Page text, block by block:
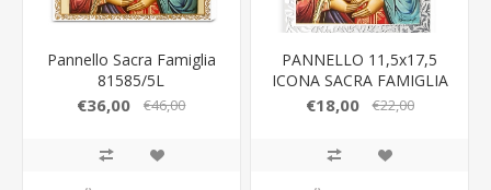
Pannello Sacra Famiglia
81585/5L
€36,00 €46,00
PANNELLO 11,5x17,5
ICONA SACRA FAMIGLIA
81585/4LV
€18,00 €22,00